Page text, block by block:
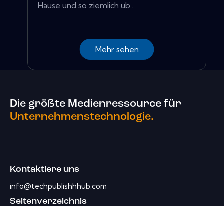
Hause und so ziemlich üb...
Mehr sehen
Die größte Medienressource für
Unternehmenstechnologie.
Kontaktiere uns
info@techpublishhhub.com
Seitenverzeichnis